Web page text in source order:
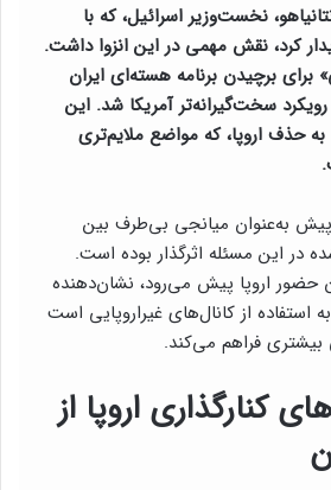
نخست‌وزیر اسرائیل، که با
کرد، نقش مهمی در این انزوا داشت.
برای برچیدن برنامه هسته‌ای ایران
سخت‌گیرانه‌تر آمریکا شد. این
به حذف اروپا، که مواضع ملایم‌تری
پیش به‌عنوان میانجی بی‌طرف بین
در این مسئله اثرگذار بوده است.
حضور اروپا پیش می‌رود، نشان‌دهنده
استفاده از کانال‌های غیراروپایی است
فراهم می‌کند.
کنارگذاری اروپا از